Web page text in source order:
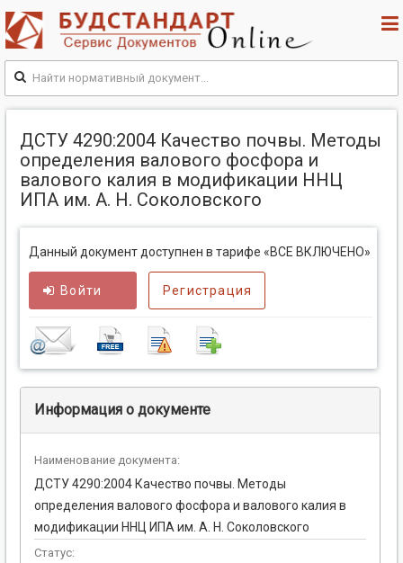
ДСТУ 4290:2004 Качество почвы. Методы
определения валового фосфора и
валового калия в модификации ННЦ
ИПА им. А. Н. Соколовского
Данный документ доступнен в тарифе «ВСЕ ВКЛЮЧЕНО»
Войти Регистрация
Информация о документе
Наименование документа:
ДСТУ 4290:2004 Качество почвы. Методы
определения валового фосфора и валового калия в
модификации ННЦ ИПА им. А. Н. Соколовского
Статус: